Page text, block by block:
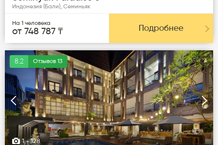
Индонезия (Бали), Семиньяк
На 1 человека
от 748 787 ₸ Подробнее
8.2 Отзывов 13
1- 128
Следующая